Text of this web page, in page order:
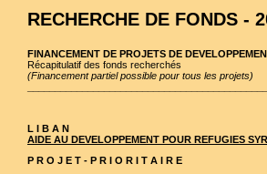
RECHERCHE DE FONDS -
FINANCEMENT DE PROJETS DE
Récapitulatif des fonds recherchés
(Financement partiel possible pour tous les projets)
L I B A N
AIDE AU DEVELOPPEMENT POUR REFUGIES
P R O J E T - P R I O R I T A I R E